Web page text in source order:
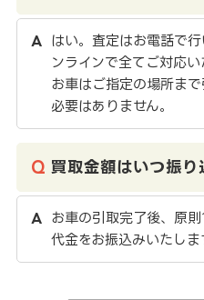
はい。査定はお電話で
ンラインで全てご対応い
お車はご指定の場所ま
必要はありません。
買取金額はいつ振り
お車の引取完了後、原
代金をお振込みいたしま